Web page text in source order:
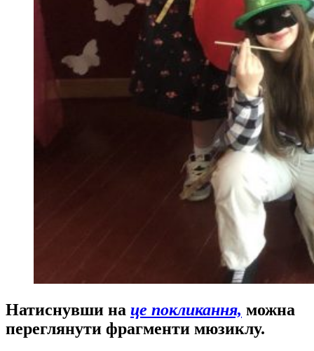
Натиснувши на це покликання, можна
переглянути фрагменти мюзиклу.